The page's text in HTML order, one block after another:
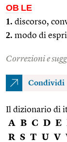
OB LE
1. discorso,
2. modo di
Correzioni e
Condividi
Il dizionario di
A B C D E
R S T U V